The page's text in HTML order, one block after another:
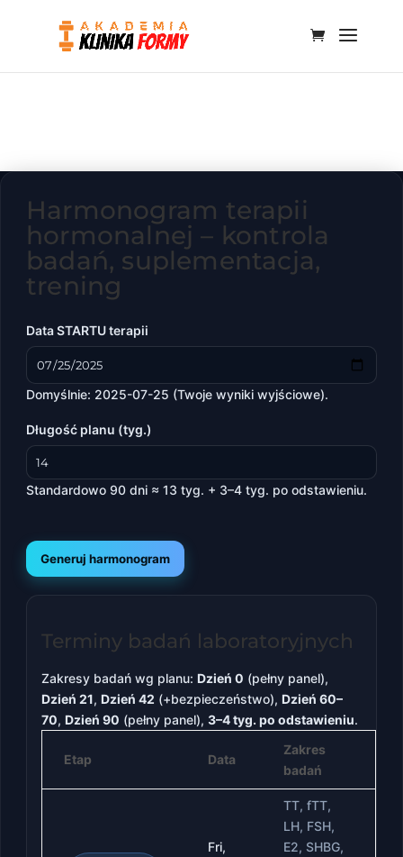
Harmonogram terapii
hormonalnej – kontrola
badań, suplementacja,
trening
Data STARTU terapii
Domyślnie: 2025-07-25 (Twoje wyniki wyjściowe).
Długość planu (tyg.)
Standardowo 90 dni ≈ 13 tyg. + 3–4 tyg. po odstawieniu.
Generuj harmonogram
Terminy badań laboratoryjnych
Zakresy badań wg planu: Dzień 0 (pełny panel),
Dzień 21, Dzień 42 (+bezpieczeństwo), Dzień 60–
70, Dzień 90 (pełny panel), 3–4 tyg. po odstawieniu.
Etap Data
Zakres
badań
Fri,
TT, fTT,
LH, FSH,
E2, SHBG,